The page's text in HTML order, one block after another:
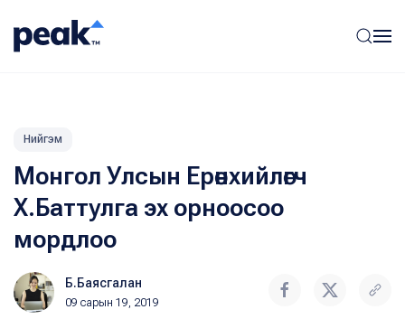
Нийгэм
Монгол Улсын Ерөнхийлөгч
Х.Баттулга эх орноосоо
мордлоо
Б.Баясгалан
09 сарын 19, 2019